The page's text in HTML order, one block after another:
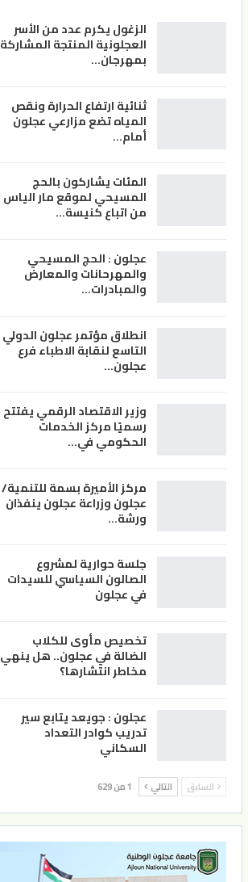
الزغول يكرم عدد من الأسر
العجلونية المنتجة المشاركة
بمهرجان…
ثنائية ارتفاع الحرارة ونقص
المياه تضع مزارعي عجلون
أمام…
المئات يشاركون بالحج
المسيحي لموقع مار الياس
من اتباع كنيسة…
عجلون : الحج المسيحي
والمهرحانات والمعارض
والمبادرات…
انطلاق مؤتمر عجلون الدولي
التاسع لنقابة الاطباء فرع
عجلون…
وزير الاقتصاد الرقمي يفتتح
رسميًا مركز الخدمات
الحكومي في…
مركز الأميرة بسمة للتنمية/
عجلون وزراعة عجلون ينفذان
ورشة…
جلسة حوارية لمشروع
الصالون السياسي للسيدات
في عجلون
تخصيص مأوى للكلاب
الضالة في عجلون.. هل ينهي
مخاطر انتشارها؟
عجلون : جويعد يتابع سير
تدريب كوادر التعداد
السكاني
السابق التالي 1 من 629